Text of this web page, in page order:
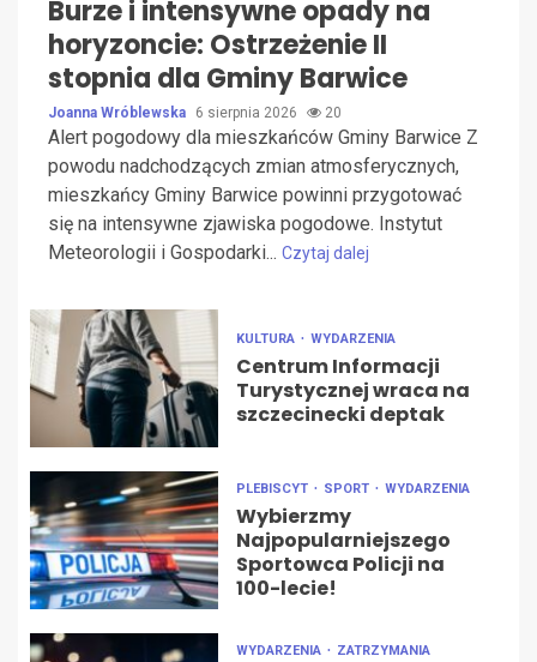
Burze i intensywne opady na
horyzoncie: Ostrzeżenie II
stopnia dla Gminy Barwice
Joanna Wróblewska 6 sierpnia 2026 20
Alert pogodowy dla mieszkańców Gminy Barwice Z
powodu nadchodzących zmian atmosferycznych,
mieszkańcy Gminy Barwice powinni przygotować
się na intensywne zjawiska pogodowe. Instytut
Meteorologii i Gospodarki... Czytaj dalej
KULTURA WYDARZENIA
Centrum Informacji
Turystycznej wraca na
szczecinecki deptak
PLEBISCYT SPORT WYDARZENIA
Wybierzmy
Najpopularniejszego
Sportowca Policji na
100-lecie!
WYDARZENIA ZATRZYMANIA